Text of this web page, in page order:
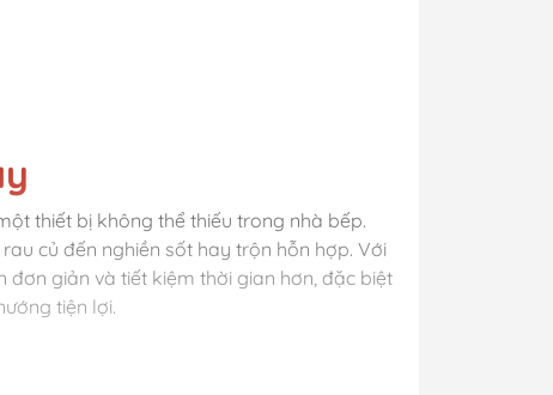
thiết bị không thể thiếu trong nhà bếp.
củ đến nghiền sốt hay trộn hỗn hợp. Với
giản và tiết kiệm thời gian hơn, đặc biệt
tiện lợi.